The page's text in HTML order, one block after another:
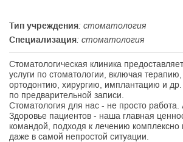
Тип учреждения: стоматология
Специализация: стоматология
Стоматологическая клиника
услуги по стоматологии, включая
ортодонтию, хирургию, имплантацию и
по предварительной записи.
Стоматология для нас - не просто работа.
Здоровье пациентов - наша главная
командой, подходя к лечению
даже в самой непростой ситуации.